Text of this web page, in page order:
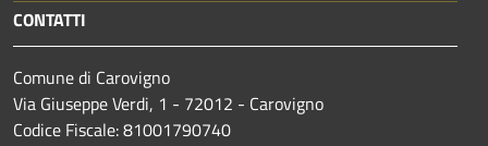
CONTATTI
Comune di Carovigno
Via Giuseppe Verdi, 1 - 72012 - Carovigno
Codice Fiscale: 81001790740